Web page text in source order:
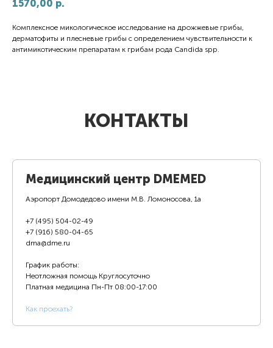
1570,00 р.
Комплексное микологическое исследование на дрожжевые грибы,
дерматофиты и плесневые грибы с определением чувствительности к
антимикотическим препаратам к грибам рода Candida spp.
КОНТАКТЫ
Медицинский центр DMEMED
Аэропорт Домодедово имени М.В. Ломоносова, 1а
+7 (495) 504-02-49
+7 (916) 580-04-65
dma@dme.ru
График работы:
Неотложная помощь Круглосуточно
Платная медицина Пн-Пт 08:00-17:00
Как проехать?